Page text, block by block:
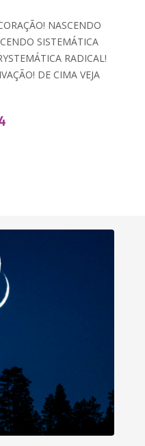
NASCENDO
SISTEMÁTICA
RADICAL!
DE CIMA VEJA